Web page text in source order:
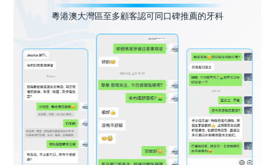
粵港澳大灣區至多顧客認可同口碑推薦的牙科